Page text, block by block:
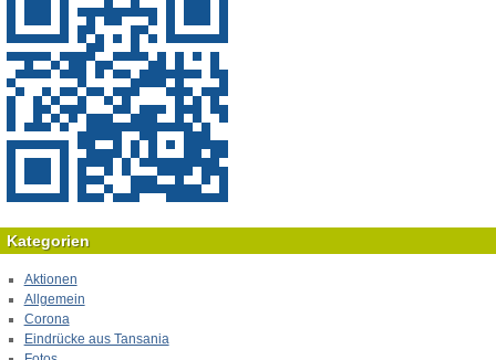
Kategorien
Aktionen
Allgemein
Corona
Eindrücke aus Tansania